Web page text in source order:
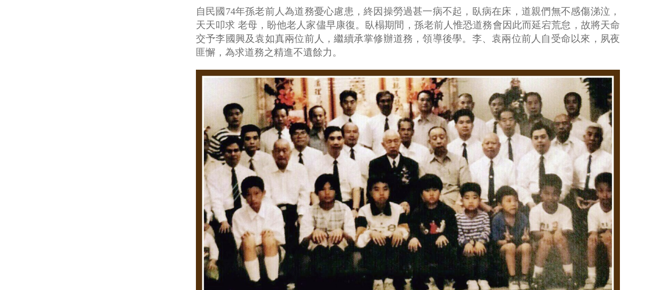
自民國74年孫老前人為道務憂心慮患，終因操勞過甚一病不起，臥病在床，道親們無不感傷涕泣，
天天叩求 老母，盼他老人家儘早康復。臥榻期間，孫老前人惟恐道務會因此而延宕荒怠，故將天命
交予李國興及袁如真兩位前人，繼續承掌修辦道務，領導後學。李、袁兩位前人自受命以來，夙夜
匪懈，為求道務之精進不遺餘力。